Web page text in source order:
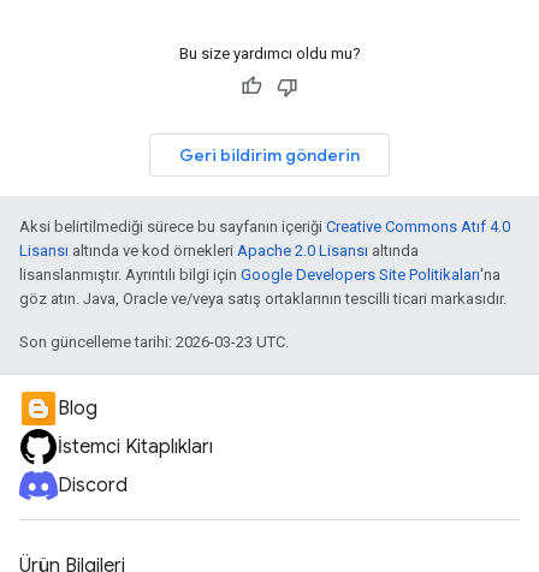
Bu size yardımcı oldu mu?
Geri bildirim gönderin
Aksi belirtilmediği sürece bu sayfanın içeriği Creative Commons Atıf 4.0
Lisansı altında ve kod örnekleri Apache 2.0 Lisansı altında
lisanslanmıştır. Ayrıntılı bilgi için Google Developers Site Politikaları'na
göz atın. Java, Oracle ve/veya satış ortaklarının tescilli ticari markasıdır.
Son güncelleme tarihi: 2026-03-23 UTC.
Blog
İstemci Kitaplıkları
Discord
Ürün Bilgileri